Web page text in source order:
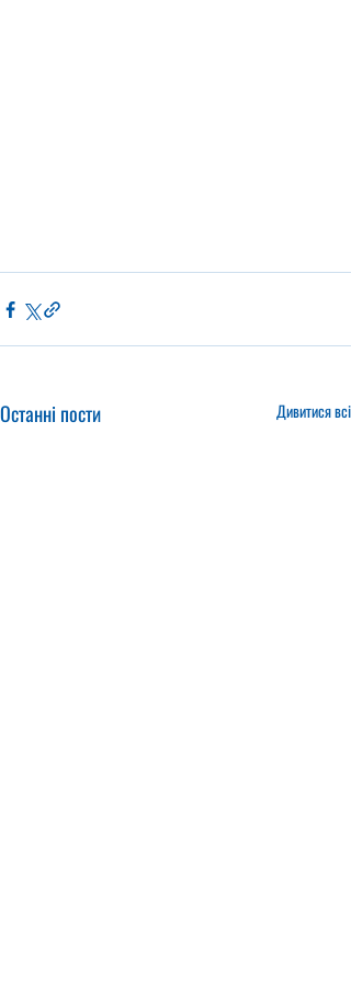
Останні пости Дивитися всі